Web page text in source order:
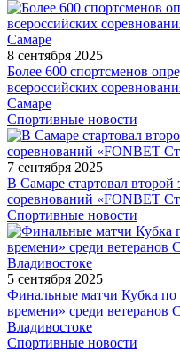
8 сентября 2025
Более 600 спортсменов
всероссийских
Самаре
Спортивные новости
7 сентября 2025
В Самаре стартовал
соревнований «FONBET
Спортивные новости
5 сентября 2025
Финальные матчи Кубка по
времени» среди ветеранов
Владивостоке
Спортивные новости